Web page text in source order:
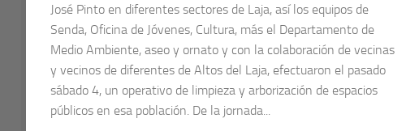
José Pinto en diferentes sectores de Laja, así los equipos de
Senda, Oficina de Jóvenes, Cultura, más el Departamento de
Medio Ambiente, aseo y ornato y con la colaboración de vecinas
y vecinos de diferentes de Altos del Laja, efectuaron el pasado
sábado 4, un operativo de limpieza y arborización de espacios
públicos en esa población. De la jornada...